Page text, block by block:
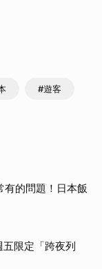
#遊客
的問題！日本飯
限定「跨夜列